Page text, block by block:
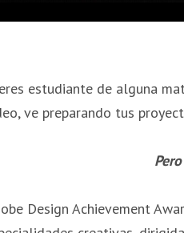
estudiante de alguna
ve preparando tus
Design Achievement